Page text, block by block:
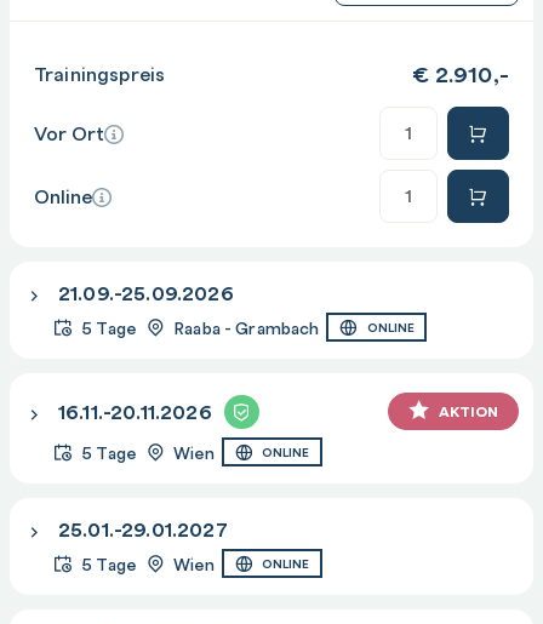
Trainingspreis € 2.910,-
Vor Ort
Online
21.09.-25.09.2026
5 Tage Raaba - Grambach ONLINE
16.11.-20.11.2026 AKTION
5 Tage Wien ONLINE
25.01.-29.01.2027
5 Tage Wien ONLINE